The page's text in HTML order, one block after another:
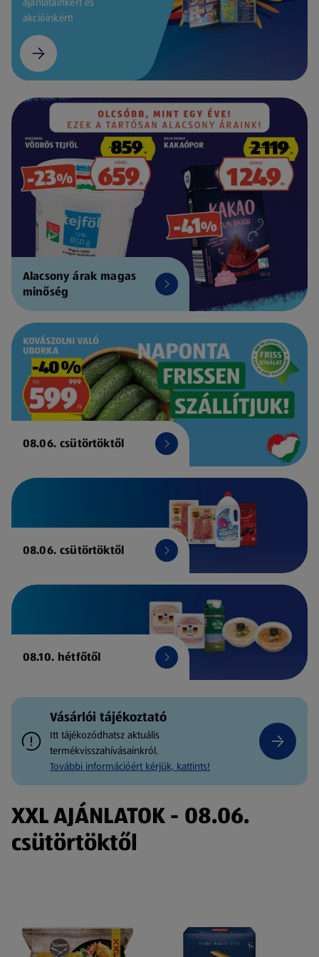
akcióinkért!
Alacsony árak magas
minőség
08.06. csütörtöktől
08.06. csütörtöktől
08.10. hétfőtől
Vásárlói tájékoztató
Itt tájékozódhatsz aktuális
termékvisszahívásainkról.
További információért kérjük, kattints!
XXL AJÁNLATOK - 08.06.
csütörtöktől